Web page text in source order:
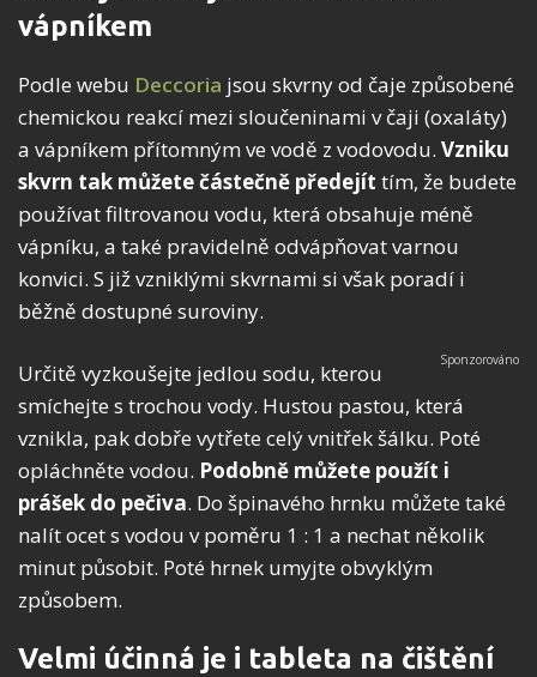
vápníkem
Podle webu Deccoria jsou skvrny od čaje způsobené
chemickou reakcí mezi sloučeninami v čaji (oxaláty)
a vápníkem přítomným ve vodě z vodovodu. Vzniku
skvrn tak můžete částečně předejít tím, že budete
používat filtrovanou vodu, která obsahuje méně
vápníku, a také pravidelně odvápňovat varnou
konvici. S již vzniklými skvrnami si však poradí i
běžně dostupné suroviny.
Určitě vyzkoušejte jedlou sodu, kterou
smíchejte s trochou vody. Hustou pastou, která
vznikla, pak dobře vytřete celý vnitřek šálku. Poté
opláchněte vodou. Podobně můžete použít i
prášek do pečiva. Do špinavého hrnku můžete také
nalít ocet s vodou v poměru 1 : 1 a nechat několik
minut působit. Poté hrnek umyjte obvyklým
způsobem.
Velmi účinná je i tableta na čištění